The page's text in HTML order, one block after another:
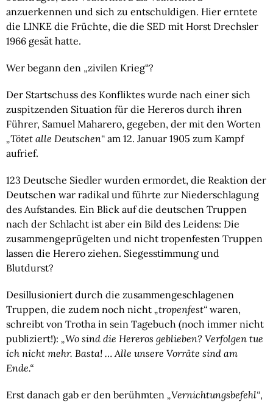
anzuerkennen und sich zu entschuldigen. Hier erntete
die LINKE die Früchte, die die SED mit Horst Drechsler
1966 gesät hatte.
Wer begann den „zivilen Krieg“?
Der Startschuss des Konfliktes wurde nach einer sich
zuspitzenden Situation für die Hereros durch ihren
Führer, Samuel Maharero, gegeben, der mit den Worten
„Tötet alle Deutschen“ am 12. Januar 1905 zum Kampf
aufrief.
123 Deutsche Siedler wurden ermordet, die Reaktion der
Deutschen war radikal und führte zur Niederschlagung
des Aufstandes. Ein Blick auf die deutschen Truppen
nach der Schlacht ist aber ein Bild des Leidens: Die
zusammengeprügelten und nicht tropenfesten Truppen
lassen die Herero ziehen. Siegesstimmung und
Blutdurst?
Desillusioniert durch die zusammengeschlagenen
Truppen, die zudem noch nicht „tropenfest“ waren,
schreibt von Trotha in sein Tagebuch (noch immer nicht
publiziert!): „Wo sind die Hereros geblieben? Verfolgen tue
ich nicht mehr. Basta! … Alle unsere Vorräte sind am
Ende.“
Erst danach gab er den berühmten „Vernichtungsbefehl“,